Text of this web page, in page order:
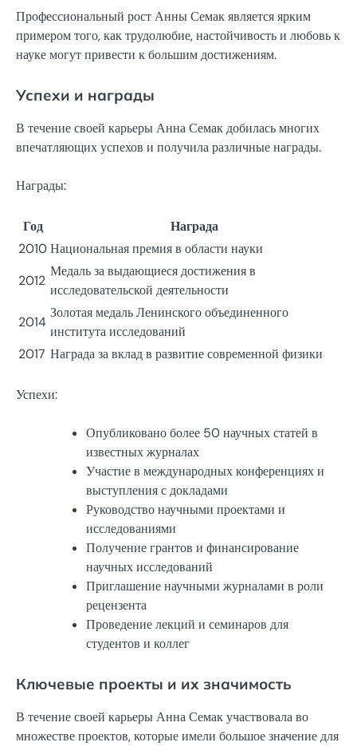
Профессиональный рост Анны Семак является ярким
примером того, как трудолюбие, настойчивость и любовь к
науке могут привести к большим достижениям.
Успехи и награды
В течение своей карьеры Анна Семак добилась многих
впечатляющих успехов и получила различные награды.
Награды:
Год
Награда
2010Национальная премия в области науки
2012
Медаль за выдающиеся достижения в
исследовательской деятельности
2014
Золотая медаль Ленинского объединенного
института исследований
2017 Награда за вклад в развитие современной физики
Успехи:
Опубликовано более 50 научных статей в
известных журналах
Участие в международных конференциях и
выступления с докладами
Руководство научными проектами и
исследованиями
Получение грантов и финансирование
научных исследований
Приглашение научными журналами в роли
рецензента
Проведение лекций и семинаров для
студентов и коллег
Ключевые проекты и их значимость
В течение своей карьеры Анна Семак участвовала во
множестве проектов, которые имели большое значение для